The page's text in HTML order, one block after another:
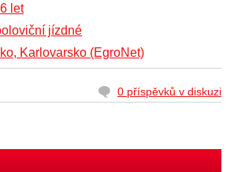
let
jízdné
Karlovarsko (EgroNet)
0 příspěvků v diskuzi